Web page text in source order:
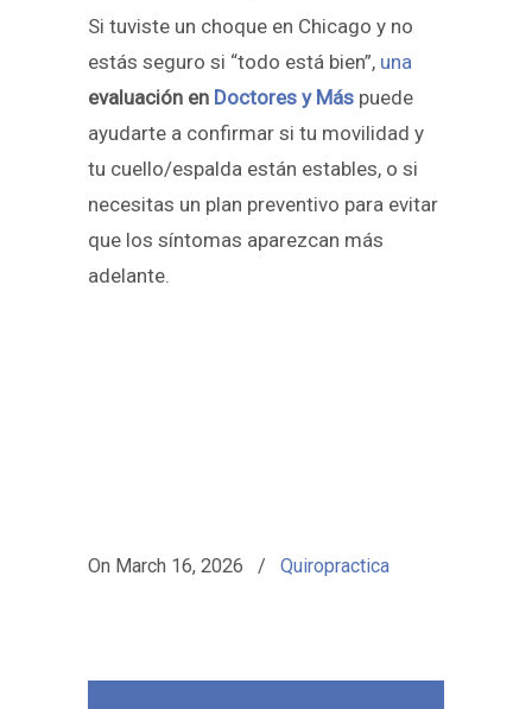
Si tuviste un choque en Chicago y no
estás seguro si “todo está bien”, una
evaluación en Doctores y Más puede
ayudarte a confirmar si tu movilidad y
tu cuello/espalda están estables, o si
necesitas un plan preventivo para evitar
que los síntomas aparezcan más
adelante.
On March 16, 2026 / Quiropractica